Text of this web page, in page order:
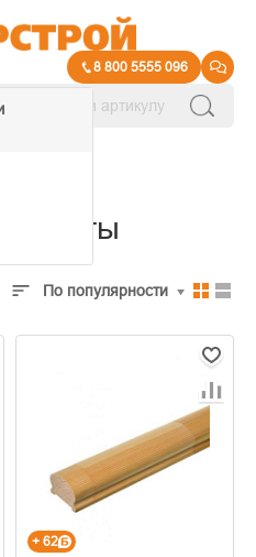
8 800 5555 096
По популярности
+ 62